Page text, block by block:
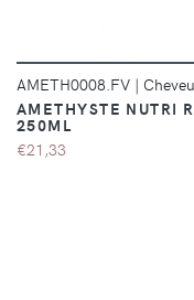
AMETH0008.FV |
AMETHYSTE NUTRI
250ML
€21,33